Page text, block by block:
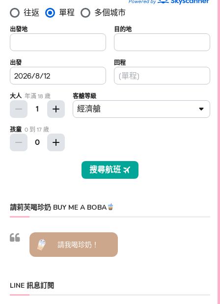
請莉芙喝珍奶 BUY ME A BOBA
請我喝珍奶！
LINE 訊息訂閱